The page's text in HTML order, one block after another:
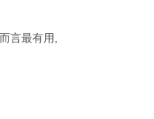
言最有用,